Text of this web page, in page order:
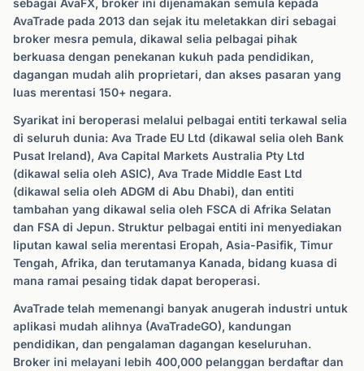
sebagai AvaFX, broker ini dijenamakan semula kepada
AvaTrade pada 2013 dan sejak itu meletakkan diri sebagai
broker mesra pemula, dikawal selia pelbagai pihak
berkuasa dengan penekanan kukuh pada pendidikan,
dagangan mudah alih proprietari, dan akses pasaran yang
luas merentasi 150+ negara.
Syarikat ini beroperasi melalui pelbagai entiti terkawal selia
di seluruh dunia: Ava Trade EU Ltd (dikawal selia oleh Bank
Pusat Ireland), Ava Capital Markets Australia Pty Ltd
(dikawal selia oleh ASIC), Ava Trade Middle East Ltd
(dikawal selia oleh ADGM di Abu Dhabi), dan entiti
tambahan yang dikawal selia oleh FSCA di Afrika Selatan
dan FSA di Jepun. Struktur pelbagai entiti ini menyediakan
liputan kawal selia merentasi Eropah, Asia-Pasifik, Timur
Tengah, Afrika, dan terutamanya Kanada, bidang kuasa di
mana ramai pesaing tidak dapat beroperasi.
AvaTrade telah memenangi banyak anugerah industri untuk
aplikasi mudah alihnya (AvaTradeGO), kandungan
pendidikan, dan pengalaman dagangan keseluruhan.
Broker ini melayani lebih 400,000 pelanggan berdaftar dan